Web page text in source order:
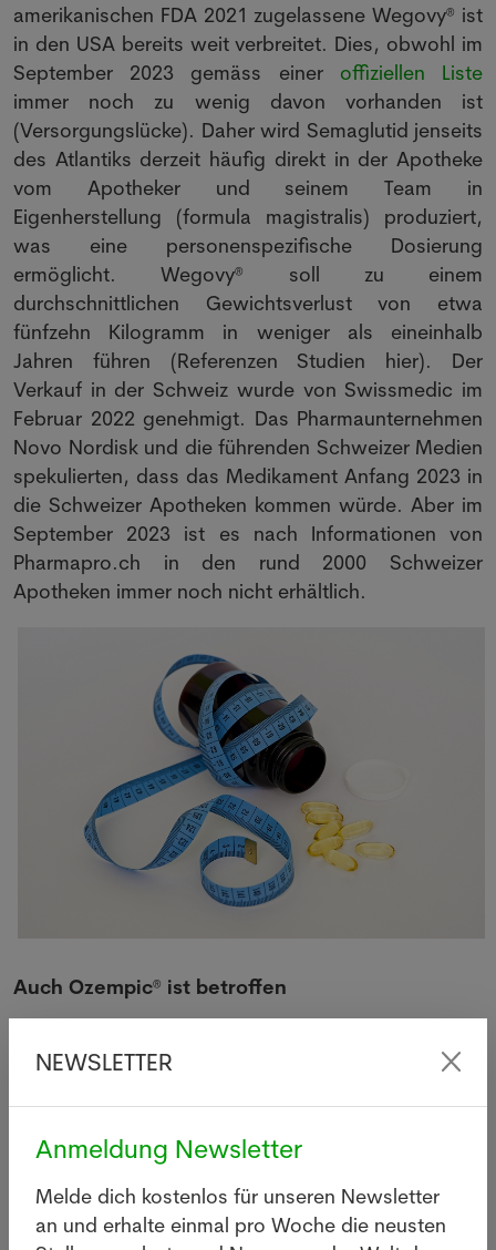
amerikanischen FDA 2021 zugelassene Wegovy® ist
in den USA bereits weit verbreitet. Dies, obwohl im
September 2023 gemäss einer offiziellen Liste
immer noch zu wenig davon vorhanden ist
(Versorgungslücke). Daher wird Semaglutid jenseits
des Atlantiks derzeit häufig direkt in der Apotheke
vom Apotheker und seinem Team in
Eigenherstellung (formula magistralis) produziert,
was eine personenspezifische Dosierung
ermöglicht. Wegovy® soll zu einem
durchschnittlichen Gewichtsverlust von etwa
fünfzehn Kilogramm in weniger als eineinhalb
Jahren führen (Referenzen Studien hier). Der
Verkauf in der Schweiz wurde von Swissmedic im
Februar 2022 genehmigt. Das Pharmaunternehmen
Novo Nordisk und die führenden Schweizer Medien
spekulierten, dass das Medikament Anfang 2023 in
die Schweizer Apotheken kommen würde. Aber im
September 2023 ist es nach Informationen von
Pharmapro.ch in den rund 2000 Schweizer
Apotheken immer noch nicht erhältlich.
Auch Ozempic® ist betroffen
knapp, wie aus den von Pharmapro.ch
Tabelle mit den Lieferengpässen
wurde Ozempic® (FixDose- und DualDose-Form) als
nicht mehr lieferbar angegeben, ohne dass eine
NEWSLETTER
Anmeldung Newsletter
Melde dich kostenlos für unseren Newsletter
an und erhalte einmal pro Woche die neusten